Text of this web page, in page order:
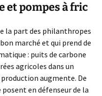
et pompes à fric
la part des philanthropes
marché et qui prend de
: puits de carbone
agricoles dans un
augmente. De
en défenseur de la